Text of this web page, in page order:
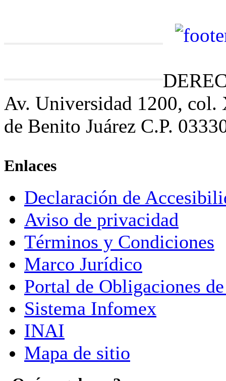
Av. Universidad 1200,
de Benito Juárez C.P.
Enlaces
Declaración de
Aviso de privacidad
Términos y Condiciones
Marco Jurídico
Portal de Obligaciones
Sistema Infomex
INAI
Mapa de sitio